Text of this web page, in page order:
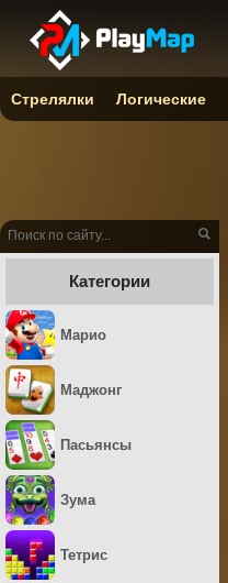
Категории
Марио
Маджонг
Пасьянсы
Зума
Тетрис
Стрелялки Логические